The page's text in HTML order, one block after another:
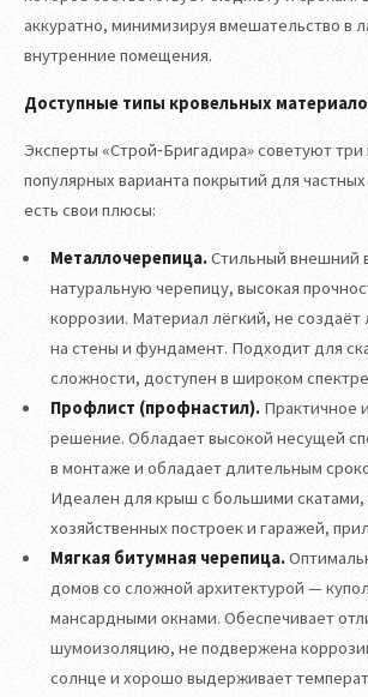
аккуратно, минимизируя вмешательство в
внутренние помещения.
Доступные типы кровельных
Эксперты «Строй‑Бригадира» советуют
популярных варианта покрытий для
есть свои плюсы:
Металлочерепица.Стильный внешний
натуральную черепицу, высокая
коррозии. Материал лёгкий, не создаёт
на стены и фундамент. Подходит для
сложности, доступен в широком
Профлист (профнастил).Практичное
решение. Обладает высокой несущей
в монтаже и обладает длительным
Идеален для крыш с большими скатами,
хозяйственных построек и гаражей,
Мягкая битумная черепица.
домов со сложной архитектурой —
мансардными окнами. Обеспечивает
шумоизоляцию, не подвержена
солнце и хорошо выдерживает